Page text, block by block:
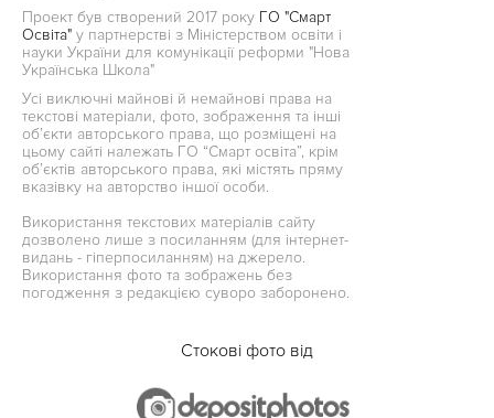
Проект був створений 2017 року ГО "Смарт
Освіта" у партнерстві з Міністерством освіти і
науки України для комунікації реформи "Нова
Українська Школа"
Усі виключні майнові й немайнові права на
текстові матеріали, фото, зображення та інші
об’єкти авторського права, що розміщені на
цьому сайті належать ГО “Смарт освіта”, крім
об’єктів авторського права, які містять пряму
вказівку на авторство іншої особи.
Використання текстових матеріалів сайту
дозволено лише з посиланням (для інтернет-
видань - гіперпосиланням) на джерело.
Використання фото та зображень без
погодження з редакцією суворо заборонено.
Стокові фото від